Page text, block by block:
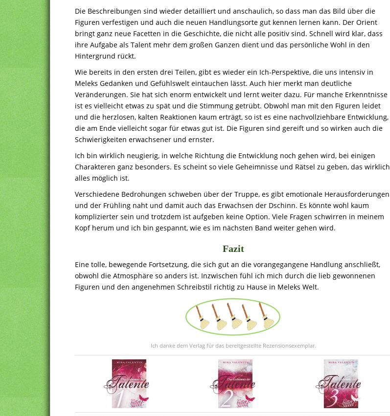
Die Beschreibungen sind wieder detailliert und anschaulich, so dass man das Bild über die
Figuren verfestigen und auch die neuen Handlungsorte gut kennen lernen kann. Der Orient
bringt ganz neue Facetten in die Geschichte, die nicht alle positiv sind. Schnell wird klar, dass
ihre Aufgabe als Talent mehr dem großen Ganzen dient und das persönliche Wohl in den
Hintergrund rückt.
Wie bereits in den ersten drei Teilen, gibt es wieder ein Ich-Perspektive, die uns intensiv in
Meleks Gedanken und Gefühlswelt eintauchen lässt. Auch hier merkt man deutliche
Veränderungen. Sie hat sich enorm entwickelt und lernt weiter dazu. Für manche Erkenntnisse
ist es vielleicht etwas zu spät und die Stimmung getrübt. Obwohl man mit den Figuren leidet
und die herzlosen, kalten Reaktionen kaum erträgt, so ist es eine nachvollziehbare Entwicklung,
die am Ende vielleicht sogar für etwas gut ist. Die Figuren sind gereift und so wirken auch die
Schwierigkeiten erwachsener und ernster.
Ich bin wirklich neugierig, in welche Richtung die Entwicklung noch gehen wird, bei einigen
Charakteren ganz besonders. Es scheint so viele Geheimnisse und Rätsel zu geben, das wirklich
alles möglich ist.
Verschiedene Bedrohungen schweben über der Truppe, es gibt emotionale Herausforderungen
und der Frühling naht und damit auch das Erwachsen der Dschinn. Es könnte wohl kaum
komplizierter sein und trotzdem ist aufgeben keine Option. Viele Fragen schwirren in meinem
Kopf herum und ich bin gespannt, wie es im nächsten Band weiter gehen wird.
Fazit
Eine tolle, bewegende Fortsetzung, die sich gut an die vorangegangene Handlung anschließt,
obwohl die Atmosphäre so anders ist. Inzwischen fühl ich mich durch die lieb gewonnenen
Figuren und den angenehmen Schreibstil richtig zu Hause in Meleks Welt.
Ich danke dem Verlag für das bereitgestellte Rezensionsexemplar.